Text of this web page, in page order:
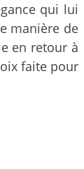
qui lui
manière de
en retour à
faite pour